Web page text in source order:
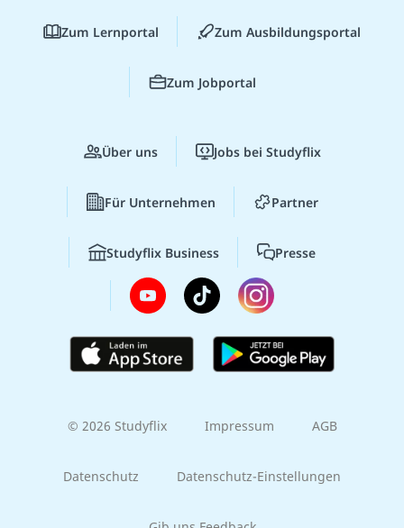
Zum Lernportal Zum Ausbildungsportal
Zum Jobportal
Über uns Jobs bei Studyflix
Für Unternehmen Partner
Studyflix Business Presse
© 2026 Studyflix Impressum AGB
Datenschutz Datenschutz-Einstellungen